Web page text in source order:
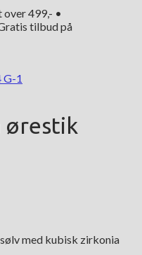
499,- •
tilbud på
ørestik
med kubisk zirkonia